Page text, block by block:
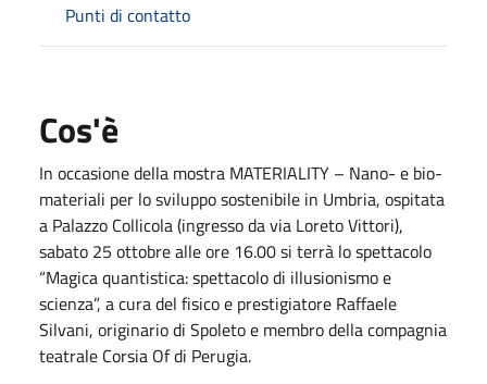
Punti di contatto
Cos'è
In occasione della mostra MATERIALITY – Nano- e bio-
materiali per lo sviluppo sostenibile in Umbria, ospitata
a Palazzo Collicola (ingresso da via Loreto Vittori),
sabato 25 ottobre alle ore 16.00 si terrà lo spettacolo
“Magica quantistica: spettacolo di illusionismo e
scienza”, a cura del fisico e prestigiatore Raffaele
Silvani, originario di Spoleto e membro della compagnia
teatrale Corsia Of di Perugia.